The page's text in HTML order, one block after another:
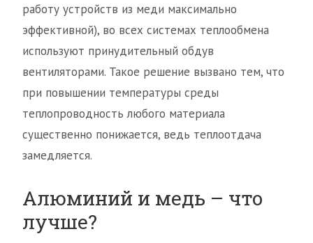
работу устройств из меди максимально
эффективной), во всех системах теплообмена
используют принудительный обдув
вентиляторами. Такое решение вызвано тем, что
при повышении температуры среды
теплопроводность любого материала
существенно понижается, ведь теплоотдача
замедляется.
Алюминий и медь – что
лучше?